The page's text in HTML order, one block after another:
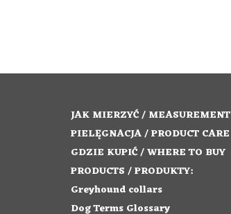
JAK MIERZYĆ / MEASUREMENT
PIELĘGNACJA / PRODUCT CARE
GDZIE KUPIĆ / WHERE TO BUY
PRODUCTS / PRODUKTY:
Greyhound collars
Dog Terms Glossary